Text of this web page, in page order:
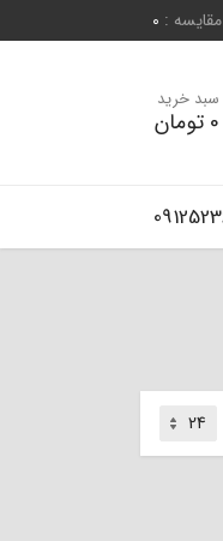
مقایسه : 0
سبد خرید
0 تومان